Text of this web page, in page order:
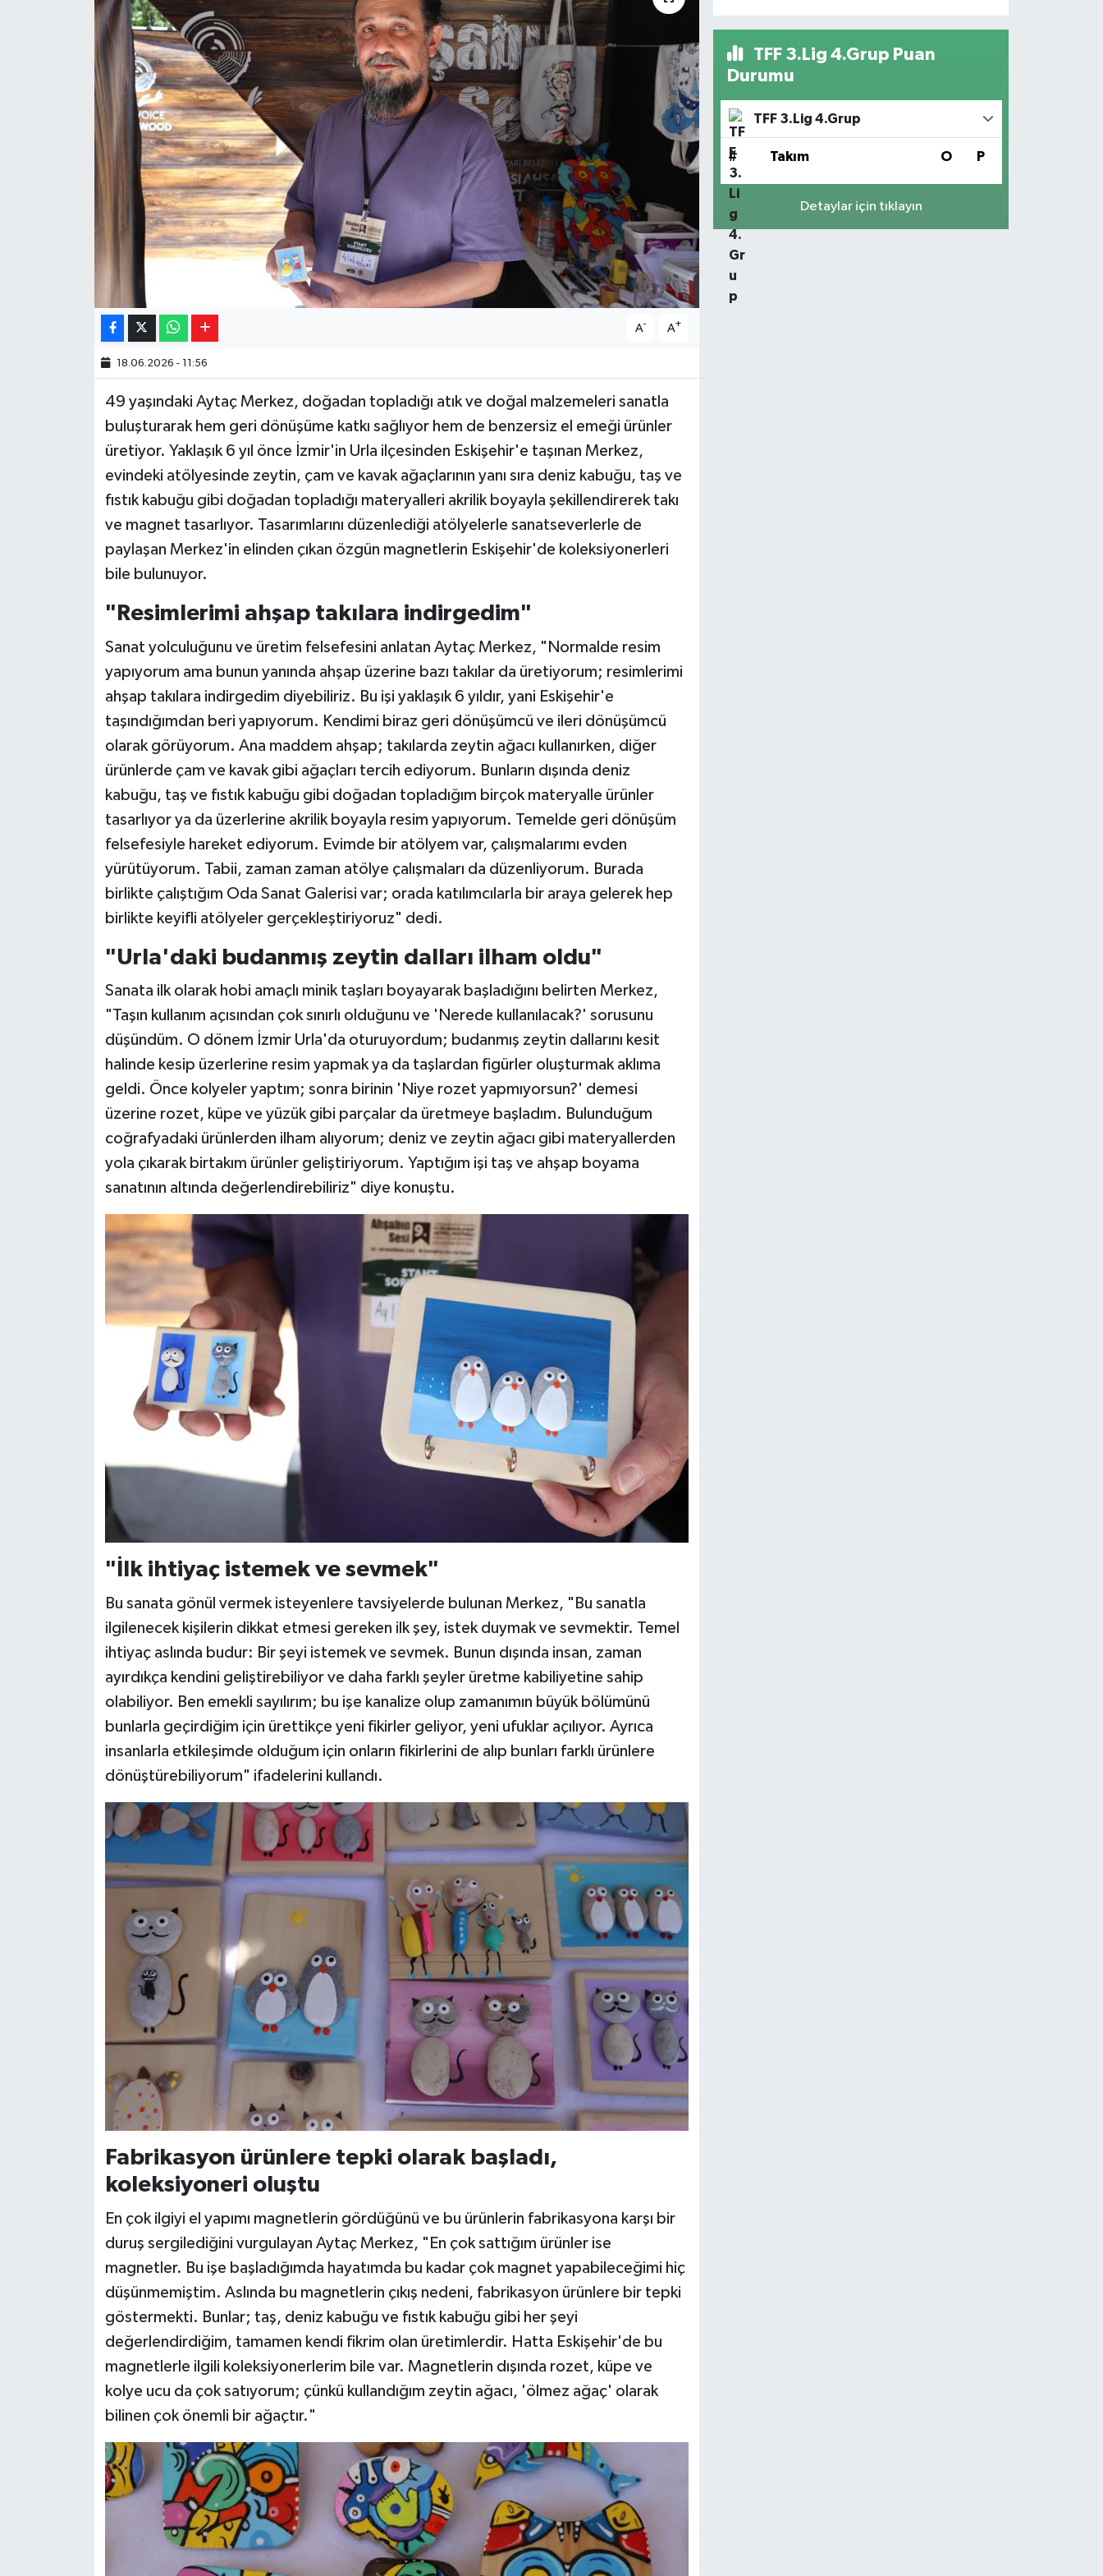
A- A+
18.06.2026 - 11:56
49 yaşındaki Aytaç Merkez, doğadan topladığı atık ve doğal malzemeleri sanatla
buluşturarak hem geri dönüşüme katkı sağlıyor hem de benzersiz el emeği ürünler
üretiyor. Yaklaşık 6 yıl önce İzmir'in Urla ilçesinden Eskişehir'e taşınan Merkez,
evindeki atölyesinde zeytin, çam ve kavak ağaçlarının yanı sıra deniz kabuğu, taş ve
fıstık kabuğu gibi doğadan topladığı materyalleri akrilik boyayla şekillendirerek takı
ve magnet tasarlıyor. Tasarımlarını düzenlediği atölyelerle sanatseverlerle de
paylaşan Merkez'in elinden çıkan özgün magnetlerin Eskişehir'de koleksiyonerleri
bile bulunuyor.
"Resimlerimi ahşap takılara indirgedim"
Sanat yolculuğunu ve üretim felsefesini anlatan Aytaç Merkez, "Normalde resim
yapıyorum ama bunun yanında ahşap üzerine bazı takılar da üretiyorum; resimlerimi
ahşap takılara indirgedim diyebiliriz. Bu işi yaklaşık 6 yıldır, yani Eskişehir'e
taşındığımdan beri yapıyorum. Kendimi biraz geri dönüşümcü ve ileri dönüşümcü
olarak görüyorum. Ana maddem ahşap; takılarda zeytin ağacı kullanırken, diğer
ürünlerde çam ve kavak gibi ağaçları tercih ediyorum. Bunların dışında deniz
kabuğu, taş ve fıstık kabuğu gibi doğadan topladığım birçok materyalle ürünler
tasarlıyor ya da üzerlerine akrilik boyayla resim yapıyorum. Temelde geri dönüşüm
felsefesiyle hareket ediyorum. Evimde bir atölyem var, çalışmalarımı evden
yürütüyorum. Tabii, zaman zaman atölye çalışmaları da düzenliyorum. Burada
birlikte çalıştığım Oda Sanat Galerisi var; orada katılımcılarla bir araya gelerek hep
birlikte keyifli atölyeler gerçekleştiriyoruz" dedi.
"Urla'daki budanmış zeytin dalları ilham oldu"
Sanata ilk olarak hobi amaçlı minik taşları boyayarak başladığını belirten Merkez,
"Taşın kullanım açısından çok sınırlı olduğunu ve 'Nerede kullanılacak?' sorusunu
düşündüm. O dönem İzmir Urla'da oturuyordum; budanmış zeytin dallarını kesit
halinde kesip üzerlerine resim yapmak ya da taşlardan figürler oluşturmak aklıma
geldi. Önce kolyeler yaptım; sonra birinin 'Niye rozet yapmıyorsun?' demesi
üzerine rozet, küpe ve yüzük gibi parçalar da üretmeye başladım. Bulunduğum
coğrafyadaki ürünlerden ilham alıyorum; deniz ve zeytin ağacı gibi materyallerden
yola çıkarak birtakım ürünler geliştiriyorum. Yaptığım işi taş ve ahşap boyama
sanatının altında değerlendirebiliriz" diye konuştu.
"İlk ihtiyaç istemek ve sevmek"
Bu sanata gönül vermek isteyenlere tavsiyelerde bulunan Merkez, "Bu sanatla
ilgilenecek kişilerin dikkat etmesi gereken ilk şey, istek duymak ve sevmektir. Temel
ihtiyaç aslında budur: Bir şeyi istemek ve sevmek. Bunun dışında insan, zaman
ayırdıkça kendini geliştirebiliyor ve daha farklı şeyler üretme kabiliyetine sahip
olabiliyor. Ben emekli sayılırım; bu işe kanalize olup zamanımın büyük bölümünü
bunlarla geçirdiğim için ürettikçe yeni fikirler geliyor, yeni ufuklar açılıyor. Ayrıca
insanlarla etkileşimde olduğum için onların fikirlerini de alıp bunları farklı ürünlere
dönüştürebiliyorum" ifadelerini kullandı.
Fabrikasyon ürünlere tepki olarak başladı,
koleksiyoneri oluştu
En çok ilgiyi el yapımı magnetlerin gördüğünü ve bu ürünlerin fabrikasyona karşı bir
duruş sergilediğini vurgulayan Aytaç Merkez, "En çok sattığım ürünler ise
magnetler. Bu işe başladığımda hayatımda bu kadar çok magnet yapabileceğimi hiç
düşünmemiştim. Aslında bu magnetlerin çıkış nedeni, fabrikasyon ürünlere bir tepki
göstermekti. Bunlar; taş, deniz kabuğu ve fıstık kabuğu gibi her şeyi
değerlendirdiğim, tamamen kendi fikrim olan üretimlerdir. Hatta Eskişehir'de bu
magnetlerle ilgili koleksiyonerlerim bile var. Magnetlerin dışında rozet, küpe ve
kolye ucu da çok satıyorum; çünkü kullandığım zeytin ağacı, 'ölmez ağaç' olarak
bilinen çok önemli bir ağaçtır."
TFF 3.Lig 4.Grup Puan
Durumu
TFF 3.Lig 4.Grup
# Takım O P
Detaylar için tıklayın
Resmi ilanlar